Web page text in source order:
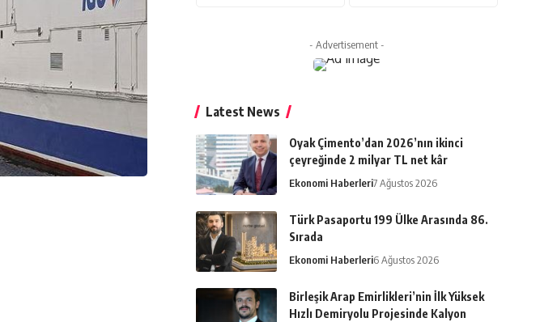
- Advertisement -
Latest News
Oyak Çimento’dan 2026’nın ikinci
çeyreğinde 2 milyar TL net kâr
Ekonomi Haberleri7 Ağustos 2026
Türk Pasaportu 199 Ülke Arasında 86.
Sırada
Ekonomi Haberleri6 Ağustos 2026
Birleşik Arap Emirlikleri’nin İlk Yüksek
Hızlı Demiryolu Projesinde Kalyon